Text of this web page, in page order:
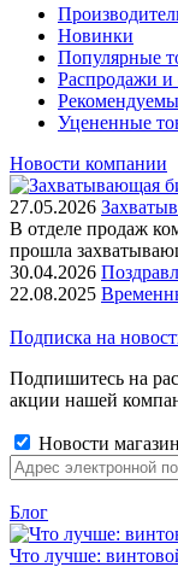
Новинки
Популярные
Распродажи и
Уцененные
Новости компании
27.05.2026
В отделе продаж
прошла
30.04.2026
22.08.2025
Подписка на
Подпишитесь на
акции нашей
Новости
Блог
Что лучше: